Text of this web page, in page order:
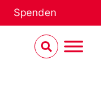
Spenden